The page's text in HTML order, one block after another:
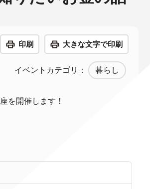
印刷 大きな文字で印刷
イベントカテゴリ： 暮らし
を開催します！